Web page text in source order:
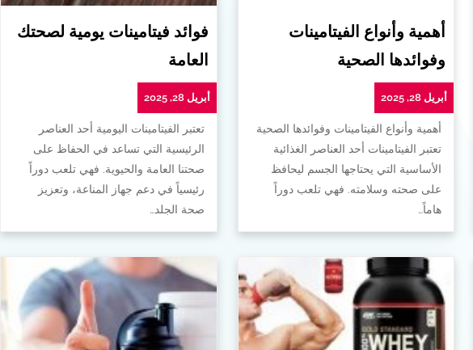
أهمية وأنواع الفيتامينات
وفوائدها الصحية
أبريل 28, 2025
أهمية وأنواع الفيتامينات وفوائدها الصحية
تعتبر الفيتامينات أحد العناصر الغذائية
الأساسية التي يحتاجها الجسم ليحافظ
على صحته وسلامته. فهي تلعب دوراً
هاماً…
فوائد فيتامينات يومية لصحتك
العامة
أبريل 28, 2025
تعتبر الفيتامينات اليومية أحد العناصر
الرئيسية التي تساعد في الحفاظ على
صحتنا العامة والحيوية. فهي تلعب دوراً
رئيسياً في دعم جهاز المناعة، وتعزيز
صحة الجلد…